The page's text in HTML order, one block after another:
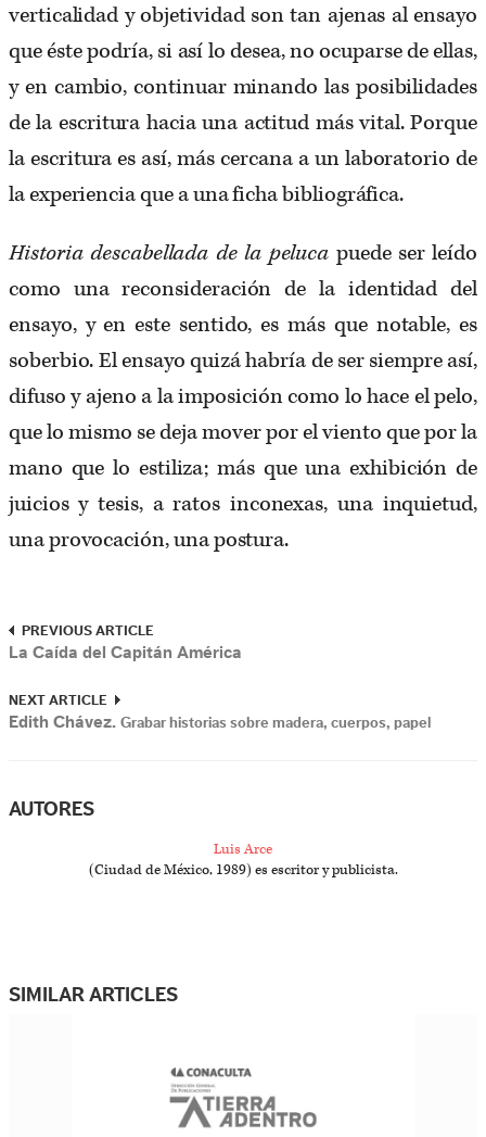
verticalidad y objetividad son tan ajenas al ensayo
que éste podría, si así lo desea, no ocuparse de ellas,
y en cambio, continuar minando las posibilidades
de la escritura hacia una actitud más vital. Porque
la escritura es así, más cercana a un laboratorio de
la experiencia que a una ficha bibliográfica.
Historia descabellada de la peluca puede ser leído
como una reconsideración de la identidad del
ensayo, y en este sentido, es más que notable, es
soberbio. El ensayo quizá habría de ser siempre así,
difuso y ajeno a la imposición como lo hace el pelo,
que lo mismo se deja mover por el viento que por la
mano que lo estiliza; más que una exhibición de
juicios y tesis, a ratos inconexas, una inquietud,
una provocación, una postura.
PREVIOUS ARTICLE
La Caída del Capitán América
NEXT ARTICLE
Edith Chávez. Grabar historias sobre madera, cuerpos, papel
AUTORES
Luis Arce
(Ciudad de México, 1989) es escritor y publicista.
SIMILAR ARTICLES